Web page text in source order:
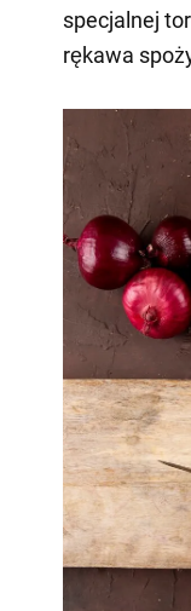
specjalnej
rękawa